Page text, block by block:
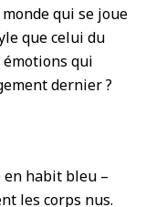
qui se joue
que celui du
qui
dernier ?
habit bleu –
les corps nus.